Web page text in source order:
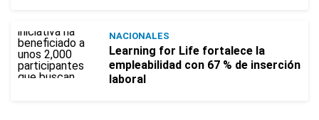
NACIONALES
Learning for Life fortalece la
empleabilidad con 67 % de inserción
laboral